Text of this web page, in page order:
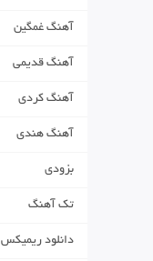
آهنگ غمگین
آهنگ قدیمی
آهنگ کردی
آهنگ هندی
بزودی
تک آهنگ
دانلود ریمیکس